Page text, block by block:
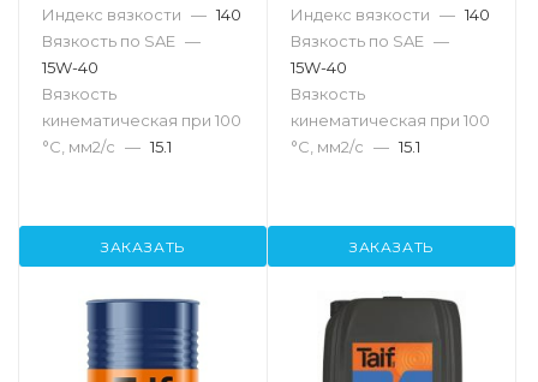
Индекс вязкости — 140
Вязкость по SAE —
15W-40
Вязкость
кинематическая при 100
°С, мм2/с — 15.1
ЗАКАЗАТЬ
Индекс вязкости — 140
Вязкость по SAE —
15W-40
Вязкость
кинематическая при 100
°С, мм2/с — 15.1
ЗАКАЗАТЬ